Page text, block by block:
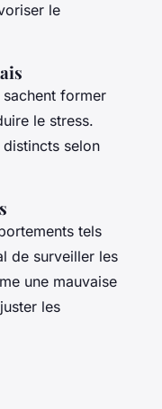
le
former
le stress.
selon
tels
de surveiller les
une mauvaise
les